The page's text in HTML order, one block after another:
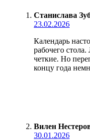
Станислава
23.02.2026
Календарь
рабочего
четкие. Но
концу года
Вилен
30.01.2026